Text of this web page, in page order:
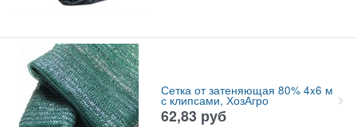
Сетка от затеняющая 80% 4x6 м
с клипсами, ХозАгро
62,83 руб